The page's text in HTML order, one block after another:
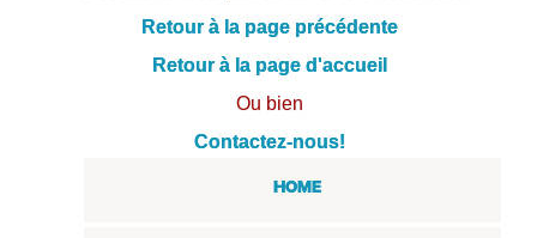
Retour à la page précédente
Retour à la page d'accueil
Ou bien
Contactez-nous!
HOME